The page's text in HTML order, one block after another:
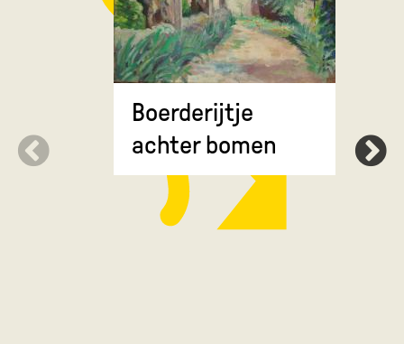
Boerderijtje
achter bomen